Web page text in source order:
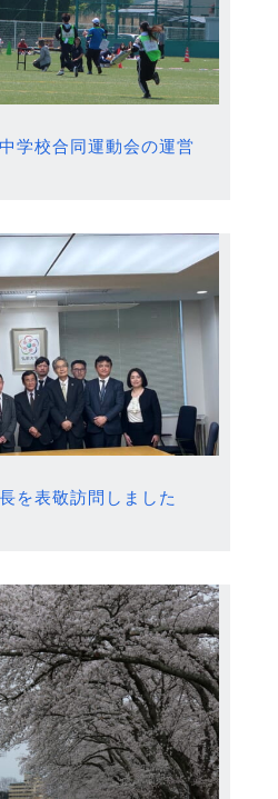
学校合同運動会の運営
を表敬訪問しました